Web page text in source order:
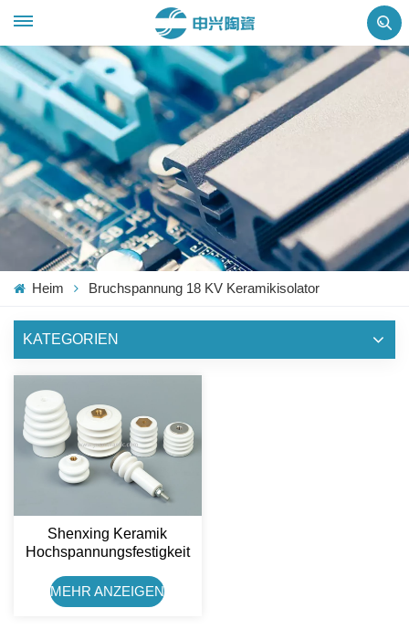
Heim Bruchspannung 18 KV Keramikisolator
KATEGORIEN
Shenxing Keramik
Hochspannungsfestigkeit
Rauchreiniger
Abgasreiniger
MEHR ANZEIGEN